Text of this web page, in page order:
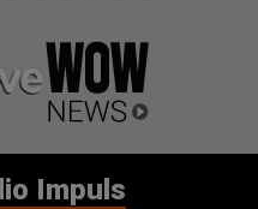
Impuls